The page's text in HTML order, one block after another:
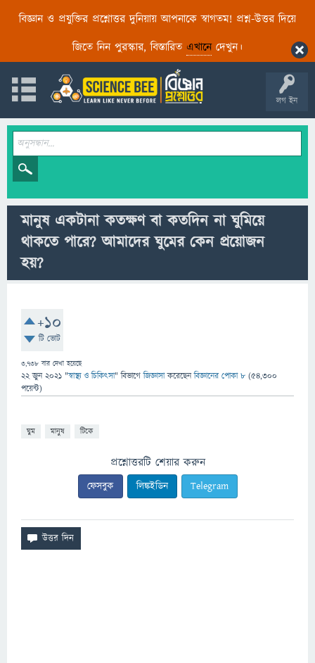
বিজ্ঞান ও প্রযুক্তির প্রশ্নোত্তর দুনিয়ায় আপনাকে স্বাগতম! প্রশ্ন-উত্তর দিয়ে
জিতে নিন পুরস্কার, বিস্তারিত এখানেদেখুন।
লগ ইন
মানুষ একটানা কতক্ষণ বা কতদিন না ঘুমিয়ে
থাকতে পারে? আমাদের ঘুমের কেন প্রয়োজন
হয়?
+10
টি ভোট
3,738 বার দেখা হয়েছে
22 জুন 2021 "স্বাস্থ্য ও চিকিৎসা" বিভাগে জিজ্ঞাসাকরেছেনবিজ্ঞানের পোকা ৮ (54,300
পয়েন্ট)
ঘুম মানুষ টিকে
প্রশ্নোত্তরটি শেয়ার করুন
ফেসবুক লিঙ্কইডিন Telegram